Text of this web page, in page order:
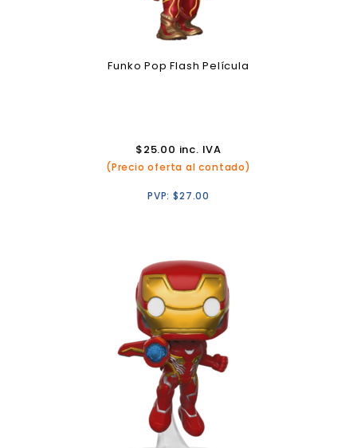
Funko Pop Flash Película
$25.00 inc. IVA
(Precio oferta al contado)
PVP:$27.00